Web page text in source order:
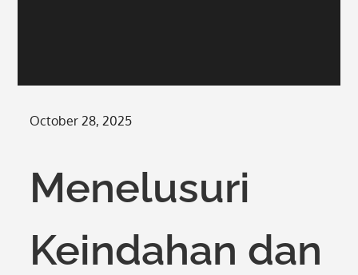
Posted
October 28, 2025
Menelusuri
Keindahan dan